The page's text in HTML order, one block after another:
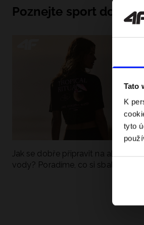
Tato
K
tyto
Poznejte sport do
Jak se dobře připravit na aktivní den
vody? Poradíme, co si sbalit